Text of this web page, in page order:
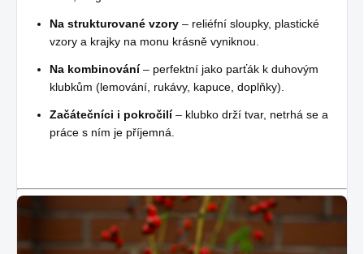
Na strukturované vzory – reliéfní sloupky, plastické
vzory a krajky na monu krásně vyniknou.
Na kombinování– perfektní jako parťák k duhovým
klubkům (lemování, rukávy, kapuce, doplňky).
Začátečníci i pokročilí– klubko drží tvar, netrhá se a
práce s ním je příjemná.